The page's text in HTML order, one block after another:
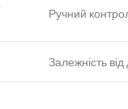
Ручний
Залежність